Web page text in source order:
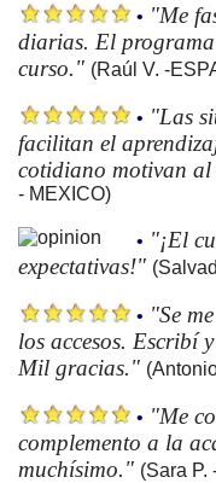
• "Me
diarias. El
curso." (Raúl V. -
• "Las
facilitan el
cotidiano motivan
- MEXICO)
• "¡El
expectativas!"
• "Se
los accesos. Escribí
Mil gracias."
• "Me
complemento a la
muchísimo." (Sara P.